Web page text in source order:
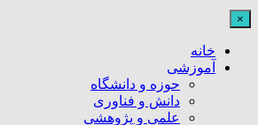
×
خانه
آموزشی
حوزه و دانشگاه
دانش و فناوری
علمی و پژوهشی